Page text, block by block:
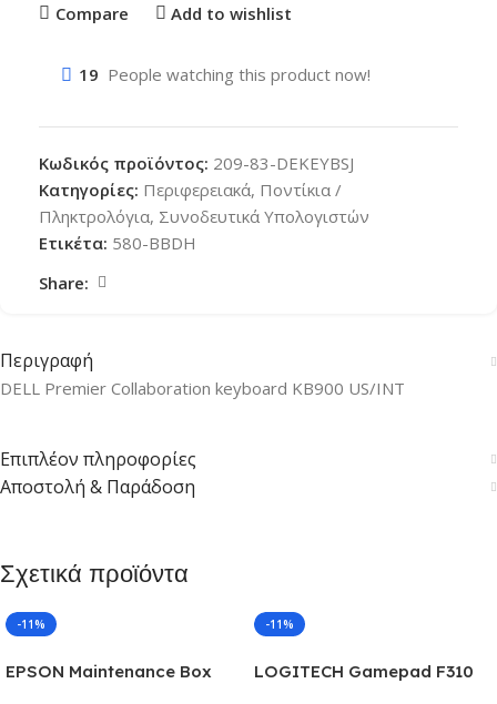
Compare Add to wishlist
19 People watching this product now!
Κωδικός προϊόντος: 209-83-DEKEYBSJ
Κατηγορίες: Περιφερειακά, Ποντίκια /
Πληκτρολόγια, Συνοδευτικά Υπολογιστών
Ετικέτα: 580-BBDH
Share:
Περιγραφή
DELL Premier Collaboration keyboard KB900 US/INT
Επιπλέον πληροφορίες
Αποστολή & Παράδοση
Σχετικά προϊόντα
-11%
EPSON Maintenance Box
-11%
LOGITECH Gamepad F310